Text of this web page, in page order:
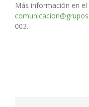
Más información en el
003.